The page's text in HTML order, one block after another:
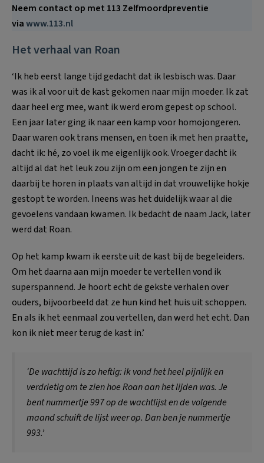
Neem contact op met 113 Zelfmoordpreventie
viawww.113.nl
Het verhaal van Roan
‘Ik heb eerst lange tijd gedacht dat ik lesbisch was. Daar
was ik al voor uit de kast gekomen naar mijn moeder. Ik zat
daar heel erg mee, want ik werd erom gepest op school.
Een jaar later ging ik naar een kamp voor homojongeren.
Daar waren ook trans mensen, en toen ik met hen praatte,
dacht ik: hé, zo voel ik me eigenlijk ook. Vroeger dacht ik
altijd al dat het leuk zou zijn om een jongen te zijn en
daarbij te horen in plaats van altijd in dat vrouwelijke hokje
gestopt te worden. Ineens was het duidelijk waar al die
gevoelens vandaan kwamen. Ik bedacht de naam Jack, later
werd dat Roan.
Op het kamp kwam ik eerste uit de kast bij de begeleiders.
Om het daarna aan mijn moeder te vertellen vond ik
superspannend. Je hoort echt de gekste verhalen over
ouders, bijvoorbeeld dat ze hun kind het huis uit schoppen.
En als ik het eenmaal zou vertellen, dan werd het echt. Dan
kon ik niet meer terug de kast in.’
‘De wachttijd is zo heftig: ik vond het heel pijnlijk en
verdrietig om te zien hoe Roan aan het lijden was. Je
bent nummertje 997 op de wachtlijst en de volgende
maand schuift de lijst weer op. Dan ben je nummertje
993.’